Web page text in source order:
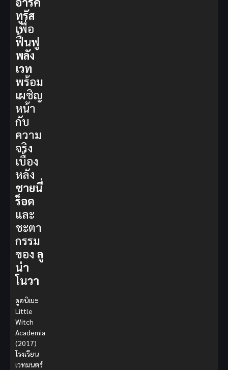
ทูรัส
เพื่อ
ฟื้นฟู
พลัง
เวท
พร้อม
เผชิญ
หน้า
กับ
ความ
จริง
เบื้อง
หลัง
ชายนี่
ร็อด
และ
ชะตา
กรรม
ของ ลู
น่า
โนวา
ดูอนิเมะ
Little
Witch
Academia
(2017)
โรงเรียน
เวทมนตร์